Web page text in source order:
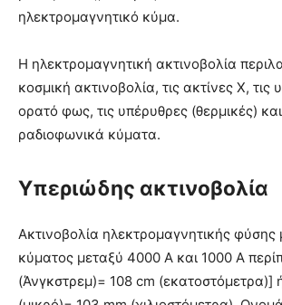
ηλεκτρομαγνητικό κύμα.
Η ηλεκτρομαγνητική ακτινοβολία
κοσμική ακτινοβολία, τις ακτίνες Χ, τις
ορατό φως, τις υπέρυθρες (θερμικές)
ραδιοφωνικά κύματα.
Υπεριώδης ακτινοβολία
Ακτινοβολία ηλεκτρομαγνητικής φύσης
κύματος μεταξύ 4000 Α και 1000 Α
(Άνγκστρεμ)= 108 cm (εκατοστόμετρα)]